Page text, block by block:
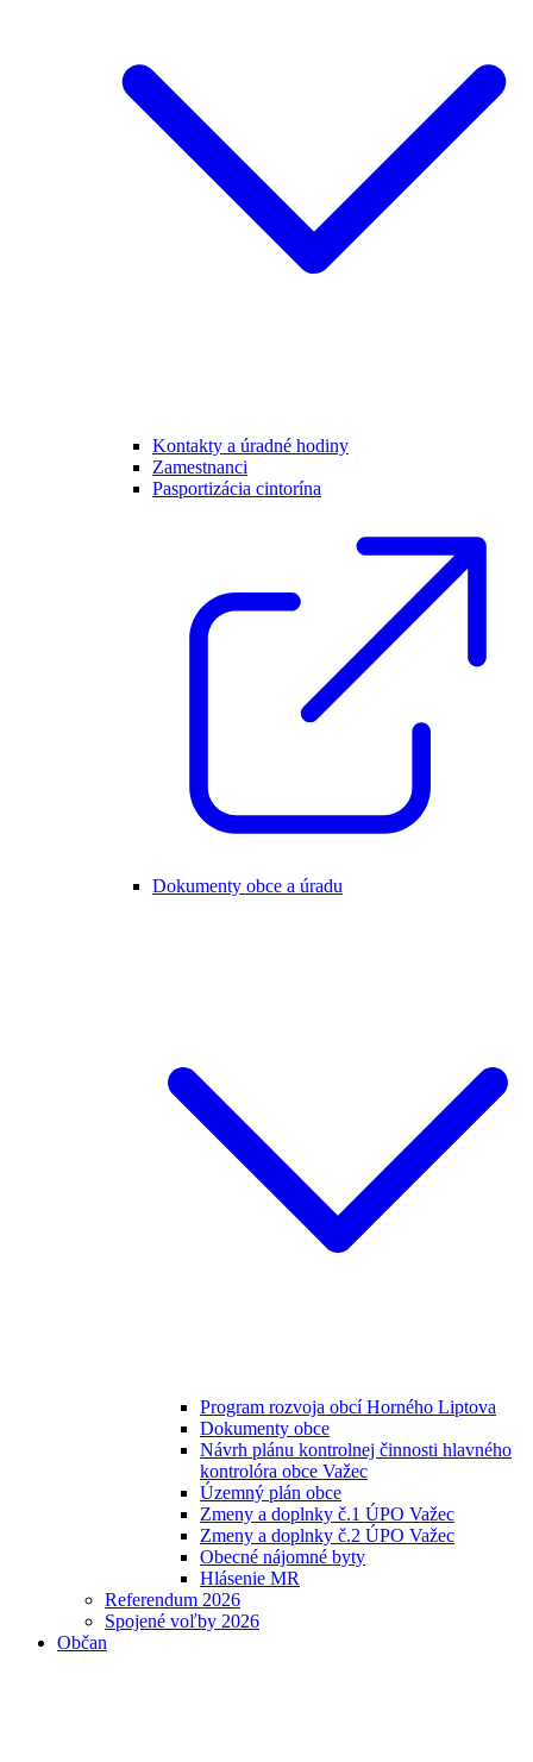
Kontakty a úradné hodiny
Zamestnanci
Pasportizácia cintorína
Dokumenty obce a úradu
Program rozvoja obcí Horného Liptova
Dokumenty obce
Návrh plánu kontrolnej činnosti hlavného
kontrolóra obce Važec
Územný plán obce
Zmeny a doplnky č.1 ÚPO Važec
Zmeny a doplnky č.2 ÚPO Važec
Obecné nájomné byty
Hlásenie MR
Referendum 2026
Spojené voľby 2026
Občan